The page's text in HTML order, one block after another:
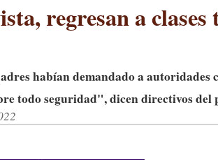
regresan a clases
habían demandado a autoridades
todo seguridad", dicen directivos del